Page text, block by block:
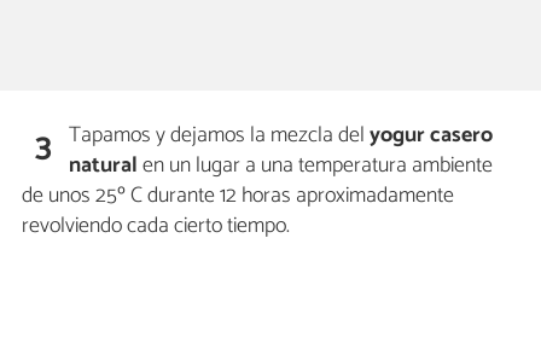
3 Tapamos y dejamos la mezcla delyogur casero
naturalen un lugar a una temperatura ambiente
de unos 25º C durante 12 horas aproximadamente
revolviendo cada cierto tiempo.